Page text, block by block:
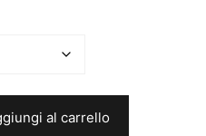
al carrello